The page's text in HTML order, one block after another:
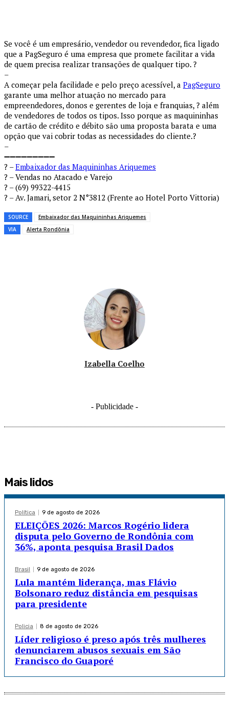
Se você é um empresário, vendedor ou revendedor, fica ligado
que a PagSeguro é uma empresa que promete facilitar a vida
de quem precisa realizar transações de qualquer tipo. ?
–
A começar pela facilidade e pelo preço acessível, a PagSeguro
garante uma melhor atuação no mercado para
empreendedores, donos e gerentes de loja e franquias, ? além
de vendedores de todos os tipos. Isso porque as maquininhas
de cartão de crédito e débito são uma proposta barata e uma
opção que vai cobrir todas as necessidades do cliente.?
–
➖➖➖➖➖➖➖➖➖
? –Embaixador das Maquininhas Ariquemes
? – Vendas no Atacado e Varejo
? – (69) 99322-4415
? – Av. Jamari, setor 2 N°3812 (Frente ao Hotel Porto Vittoria)
SOURCE
Embaixador das Maquininhas Ariquemes
VIA
Alerta Rondônia
Izabella Coelho
- Publicidade -
Mais lidos
Política 9 de agosto de 2026
ELEIÇÕES 2026: Marcos Rogério lidera
disputa pelo Governo de Rondônia com
36%, aponta pesquisa Brasil Dados
Brasil 9 de agosto de 2026
Lula mantém liderança, mas Flávio
Bolsonaro reduz distância em pesquisas
para presidente
Policia 8 de agosto de 2026
Líder religioso é preso após três mulheres
denunciarem abusos sexuais em São
Francisco do Guaporé